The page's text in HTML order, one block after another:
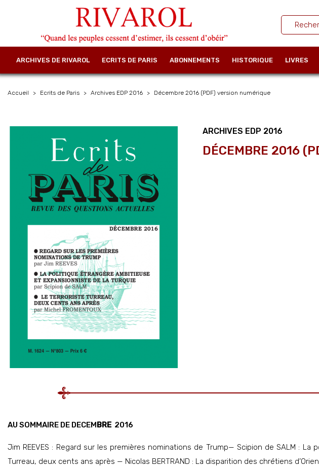
ARCHIVES DE RIVAROL ECRITS DE PARIS ABONNEMENTS HISTORIQUE LIVRES
Accueil Ecrits de Paris Archives EDP 2016 Décembre 2016 (PDF) version numérique
ARCHIVES EDP 2016
DÉCEMBRE 2016
AU SOMMAIRE DE DECEMBRE 2016
Jim REEVES : Regard sur les premières nominations de Trump— Scipion de SALM :
Turreau, deux cents ans après — Nicolas BERTRAND : La disparition des chrétiens